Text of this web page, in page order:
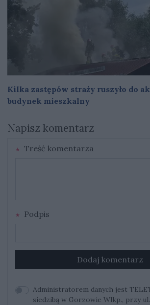
Kilka zastępów straży ruszyło do
budynek mieszkalny
Napisz komentarz
Treść komentarza
Podpis
Dodaj komentarz
Administratorem danych jest
siedzibą w Gorzowie Wlkp., przy